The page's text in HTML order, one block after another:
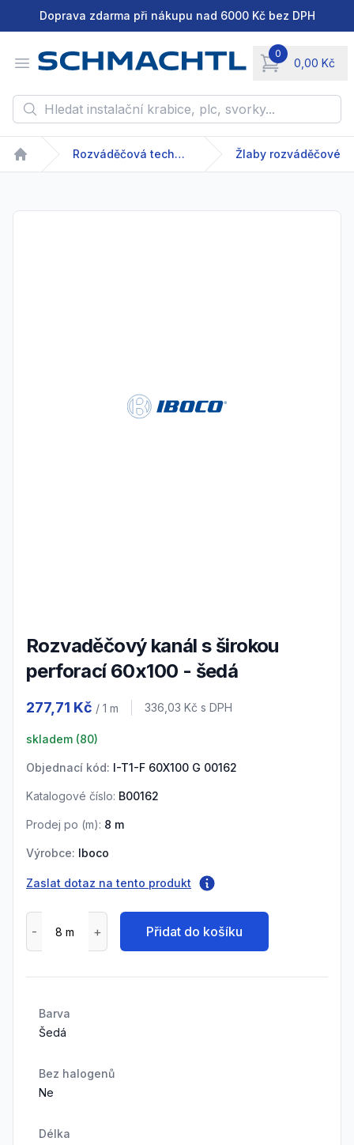
Doprava zdarma při nákupu nad 6000 Kč bez DPH
Open menu
0
0,00 Kč
items in cart,
Hledat instalační krabice, plc, svorky...
Home
Rozváděčová technika Žlaby rozváděčové
Rozvaděčový kanál s širokou
perforací 60x100 - šedá
277,71 Kč / 1 m Cena s DPH
336,03 Kč s DPH
skladem (80)
Objednací kód: I-T1-F 60X100 G 00162
Katalogové číslo: B00162
Prodej po (m): 8 m
Výrobce: Iboco
Zaslat dotaz na tento produkt
Přidat do košíku
Barva
Šedá
Bez halogenů
Ne
Délka